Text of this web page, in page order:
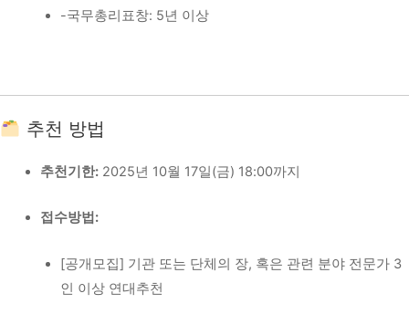
-국무총리표창: 5년 이상
추천 방법
추천기한:2025년 10월 17일(금) 18:00까지
접수방법:
[공개모집] 기관 또는 단체의 장, 혹은 관련 분야 전문가 3
인 이상 연대추천